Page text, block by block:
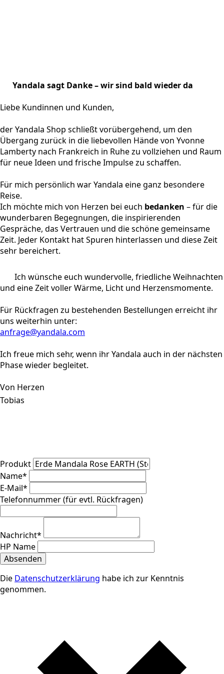
Yandala sagt Danke – wir sind bald wieder da
Liebe Kundinnen und Kunden,
der Yandala Shop schließt vorübergehend, um den
Übergang zurück in die liebevollen Hände von Yvonne
Lamberty nach Frankreich in Ruhe zu vollziehen und Raum
für neue Ideen und frische Impulse zu schaffen.
Für mich persönlich war Yandala eine ganz besondere
Reise.
Ich möchte mich von Herzen bei euch bedanken – für die
wunderbaren Begegnungen, die inspirierenden
Gespräche, das Vertrauen und die schöne gemeinsame
Zeit. Jeder Kontakt hat Spuren hinterlassen und diese Zeit
sehr bereichert.
Ich wünsche euch wundervolle, friedliche Weihnachten
und eine Zeit voller Wärme, Licht und Herzensmomente.
Für Rückfragen zu bestehenden Bestellungen erreicht ihr
uns weiterhin unter:
anfrage@yandala.com
Ich freue mich sehr, wenn ihr Yandala auch in der nächsten
Phase wieder begleitet.
Von Herzen
Tobias
Produkt
Name*
E-Mail*
Telefonnummer (für evtl. Rückfragen)
Nachricht*
HP Name
Absenden
Die Datenschutzerklärung habe ich zur Kenntnis
genommen.